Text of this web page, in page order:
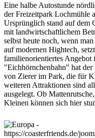
Eine halbe Autostunde
der Freizeitpark Lochmühle
Ursprünglich stand auf dem
mit landwirtschaftlichem
selbst heute noch, wenn
auf modernen Hightech,
familienorientiertes
"Eichhörnchenbahn" hat
von Zierer im Park, die für
weiteren Attraktionen sind
ausgelegt. Ob
Kleinen können sich hier